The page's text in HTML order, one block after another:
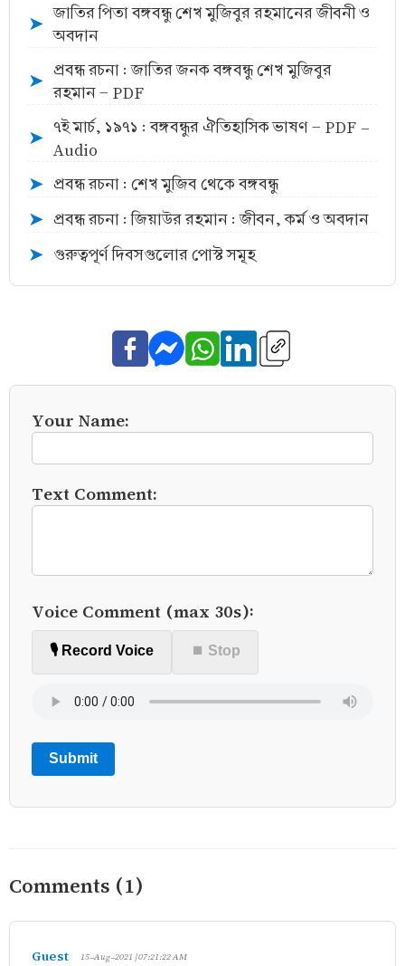
➤
জাতির পিতা বঙ্গবন্ধু শেখ মুজিবুর রহমানের জীবনী ও
অবদান
➤
প্রবন্ধ রচনা : জাতির জনক বঙ্গবন্ধু শেখ মুজিবুর
রহমান - PDF
➤
৭ই মার্চ, ১৯৭১ : বঙ্গবন্ধুর ঐতিহাসিক ভাষণ - PDF -
Audio
➤ প্রবন্ধ রচনা : শেখ মুজিব থেকে বঙ্গবন্ধু
➤ প্রবন্ধ রচনা : জিয়াউর রহমান : জীবন, কর্ম ও অবদান
➤ গুরুত্বপূর্ণ দিবসগুলোর পোস্ট সমূহ
Your Name:
Text Comment:
Voice Comment (max 30s):
🎙️ Record Voice ⏹ Stop
Submit
Comments (1)
Guest 15-Aug-2021 | 07:21:22 AM